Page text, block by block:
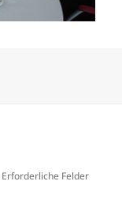
Erforderliche Felder